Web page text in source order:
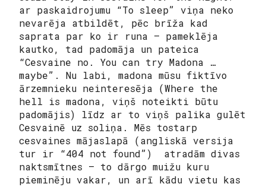
ar paskaidrojumu “To sleep” viņa neko
nevarēja atbildēt, pēc brīža kad
saprata par ko ir runa – pameklēja
kautko, tad padomāja un pateica
“Cesvaine no. You can try Madona …
maybe”. Nu labi, madona mūsu fiktīvo
ārzemnieku neinteresēja (Where the
hell is madona, viņš noteikti būtu
padomājis) līdz ar to viņš palika gulēt
Cesvainē uz soliņa. Mēs tostarp
cesvaines mājaslapā (angliskā versija
tur ir “404 not found”) atradām divas
naktsmītnes – to dārgo muižu kuru
pieminēju vakar, un arī kādu vietu kas